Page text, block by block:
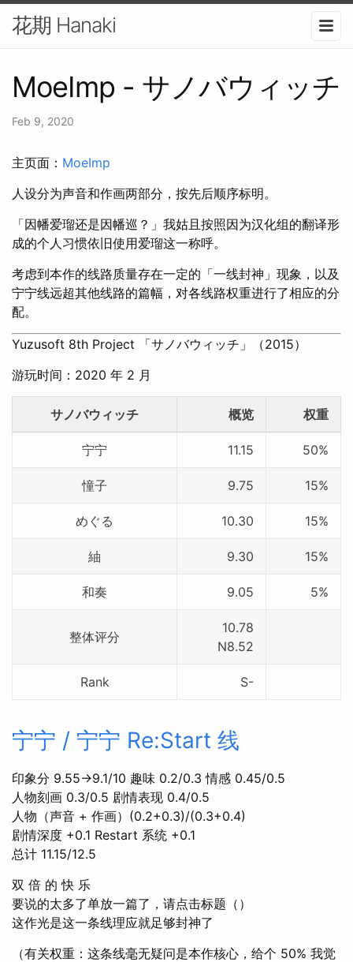
花期 Hanaki
MoeImp - サノバウィッチ
Feb 9, 2020
主页面： MoeImp
人设分为声音和作画两部分，按先后顺序标明。
「因幡爱瑠还是因幡巡？」我姑且按照因为汉化组的翻译形
成的个人习惯依旧使用爱瑠这一称呼。
考虑到本作的线路质量存在一定的「一线封神」现象，以及
宁宁线远超其他线路的篇幅，对各线路权重进行了相应的分
配。
Yuzusoft 8th Project 「サノバウィッチ」（2015）
游玩时间：2020 年 2 月
サノバウィッチ 概览 权重
宁宁 11.15 50%
憧子 9.75 15%
めぐる 10.30 15%
紬 9.30 15%
和奏 9.05 5%
整体评分
10.78
N8.52
Rank S-
宁宁 / 宁宁 Re:Start 线
印象分 9.55→9.1/10 趣味 0.2/0.3 情感 0.45/0.5
人物刻画 0.3/0.5 剧情表现 0.4/0.5
人物（声音 + 作画）(0.2+0.3)/(0.3+0.4)
剧情深度 +0.1 Restart 系统 +0.1
总计 11.15/12.5
双 倍 的 快 乐
要说的太多了单放一篇了，请点击标题（）
这作光是这一条线理应就足够封神了
（有关权重：这条线毫无疑问是本作核心，给个 50% 我觉